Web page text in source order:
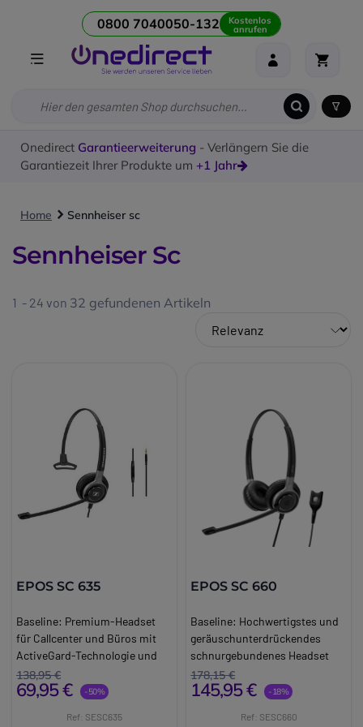
0800 7040050-132 Kostenlos
anrufen
Onedirect Garantieerweiterung - Verlängern Sie die
Garantiezeit Ihrer Produkte um +1 Jahr
Home Sennheiser sc
Sennheiser Sc
1 - 24 von 32 gefundenen Artikeln
EPOS SC 635
Baseline: Premium-Headset
für Callcenter und Büros mit
ActiveGard-Technologie und
HD-Klangqualität
Brand:EPOS
EPOS Century SC635
138,95 €
69,95 € -50%
Ref: SESC635
EPOS SC 660
Baseline: Hochwertigstes und
geräuschunterdrückendes
schnurgebundenes Headset
mit HD-Voice Technologie für
sehr laute Umgebungen
Long_description:
178,15 €
145,95 € -18%
Ref: SESC660